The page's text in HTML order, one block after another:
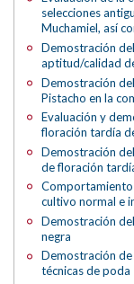
selecciones
Muchamiel, así
Demostración
aptitud/calidad
Demostración
Pistacho en la
Evaluación y
floración tardía
Demostración
de floración
Comportamiento
cultivo normal e
Demostración
negra
Demostración
técnicas de poda